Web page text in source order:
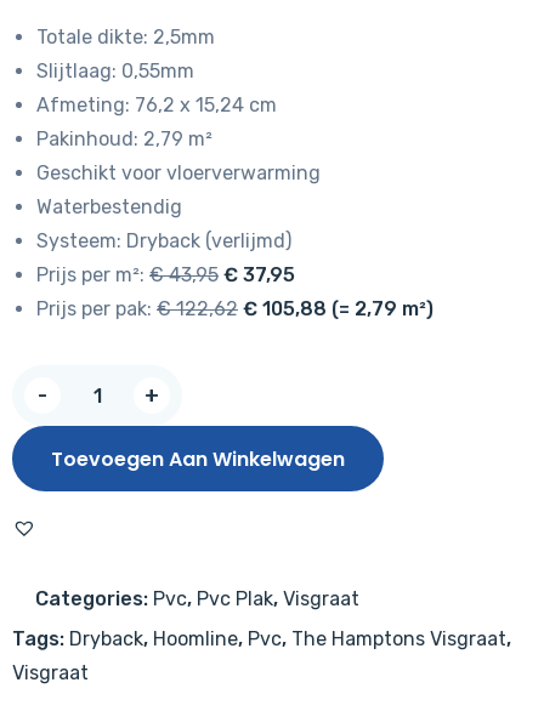
€ 43,95.€ 37,95.
Totale dikte: 2,5mm
Slijtlaag: 0,55mm
Afmeting: 76,2 x 15,24 cm
Pakinhoud: 2,79 m²
Geschikt voor vloerverwarming
Waterbestendig
Systeem: Dryback (verlijmd)
Prijs per m²: € 43,95 € 37,95
Prijs per pak: € 122,62 € 105,88 (= 2,79 m²)
-
Visgraat
Dryback
Lindenhurst
+
Toevoegen Aan Winkelwagen
Categories: Pvc, Pvc Plak, Visgraat
Tags: Dryback, Hoomline, Pvc, The Hamptons Visgraat,
Visgraat